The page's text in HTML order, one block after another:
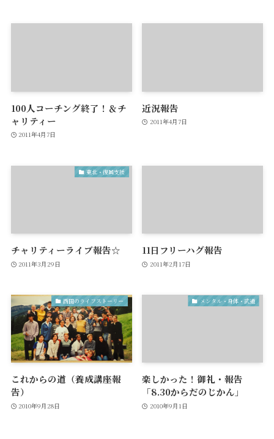
100人コーチング終了！＆チ
ャリティー
2011年4月7日
近況報告
2011年4月7日
東北・復興支援
チャリティーライブ報告☆
2011年3月29日
11日フリーハグ報告
2011年2月17日
西田のライフストーリー
これからの道（養成講座報
告）
2010年9月28日
メンタル・身体・武道
楽しかった！御礼・報告
「8.30からだのじかん」
2010年9月1日